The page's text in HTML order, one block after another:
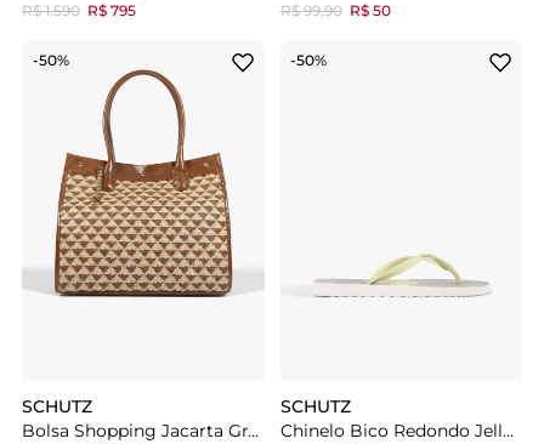
R$ 1.590 R$ 795 R$ 99,90 R$ 50
-50%
SCHUTZ
Bolsa Shopping Jacarta Grande Marrom
-50%
SCHUTZ
Chinelo Bico Redondo Jelly Verde